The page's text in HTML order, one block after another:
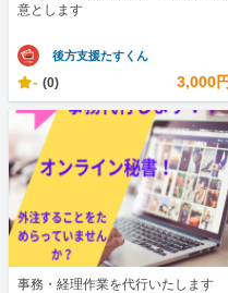
意とします
後方支援たすくん
- (0) 3,000円
事務・経理作業を代行いたします